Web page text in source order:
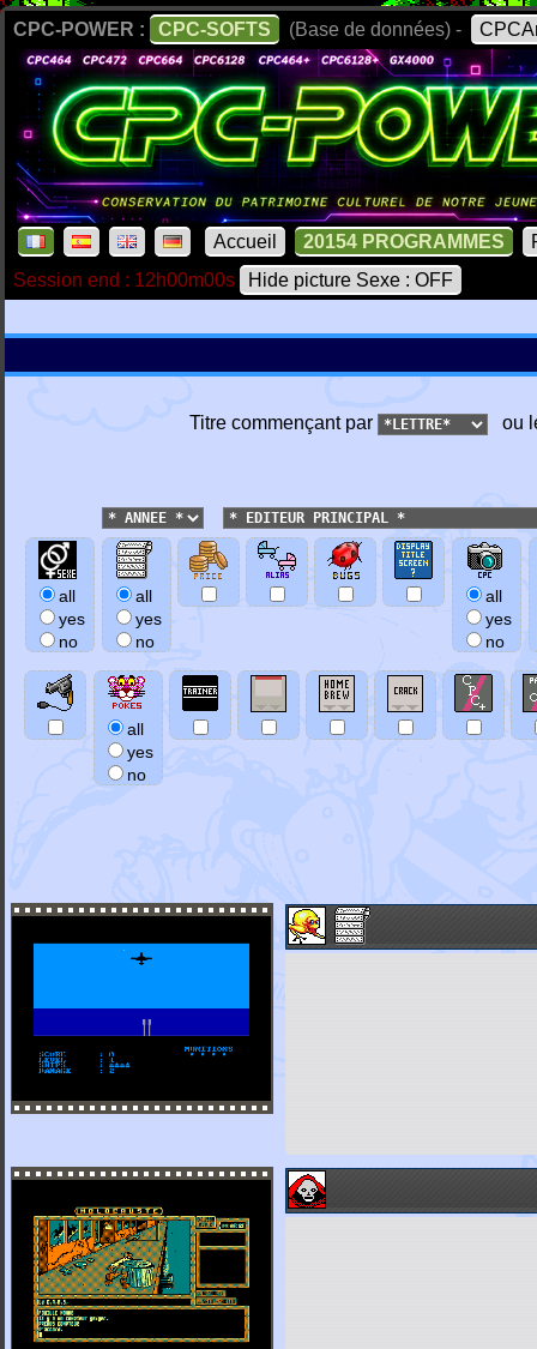
CPC-POWER : CPC-SOFTS (Base de données) -
Accueil 20154 PROGRAMMES
Session end : 12h00m00s
Hide picture Sexe : OFF
Titre commençant par ou
all
yes
no
all
yes
no
all
yes
no
all
yes
no